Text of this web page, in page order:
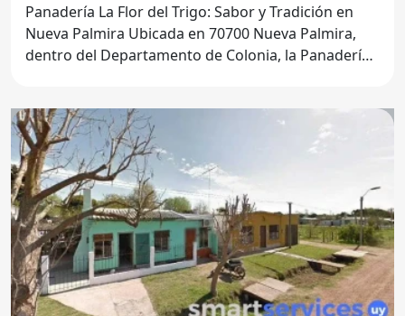
Panadería La Flor del Trigo: Sabor y Tradición en
Nueva Palmira Ubicada en 70700 Nueva Palmira,
dentro del Departamento de Colonia, la Panadería